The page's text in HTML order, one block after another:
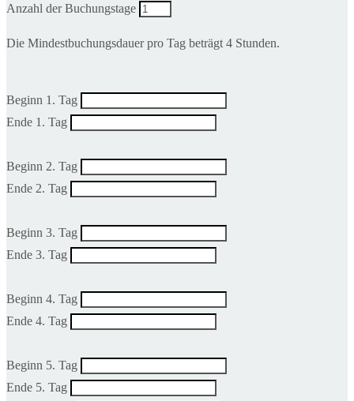
Anzahl der Buchungstage
Die Mindestbuchungsdauer pro Tag beträgt 4 Stunden.
Beginn 1. Tag
Ende 1. Tag
Beginn 2. Tag
Ende 2. Tag
Beginn 3. Tag
Ende 3. Tag
Beginn 4. Tag
Ende 4. Tag
Beginn 5. Tag
Ende 5. Tag